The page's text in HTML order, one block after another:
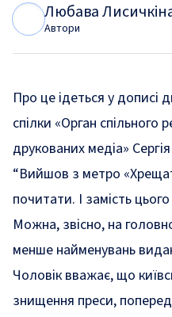
Любава
Автори
Про це ідеться у дописі
спілки «Орган спільного
друкованих медіа»
“Вийшов з метро
почитати. І замість
Можна, звісно, на
менше найменувань
Чоловік вважає, що
знищення преси,